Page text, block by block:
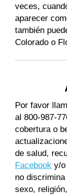
veces,
aparecer
también
Colorado o
Por favor
al 800-987-
cobertura o
de salud,
Facebook y/o
no
sexo,